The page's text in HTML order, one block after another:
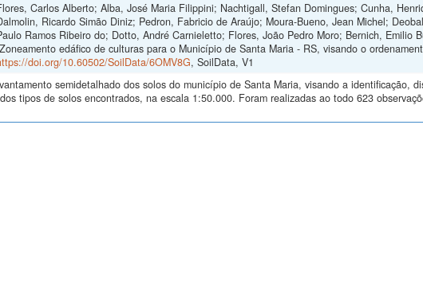
Carlos Alberto; Alba, José Maria Filippini; Nachtigall, Stefan Domingues; Cunha,
Ricardo Simão Diniz; Pedron, Fabricio de Araújo; Moura-Bueno, Jean Michel;
Ramos Ribeiro do; Dotto, André Carnieletto; Flores, João Pedro Moro; Bernich, Emilio
edáfico de culturas para o Município de Santa Maria - RS, visando o
doi.org/10.60502/SoilData/6OMV8G, SoilData, V1
semidetalhado dos solos do município de Santa Maria, visando a identificação,
tipos de solos encontrados, na escala 1:50.000. Foram realizadas ao todo 623